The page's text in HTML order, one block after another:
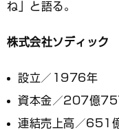
ね」と語る。
株式会社ソディック
設立／1976年
資本金／207億
連結売上高／651